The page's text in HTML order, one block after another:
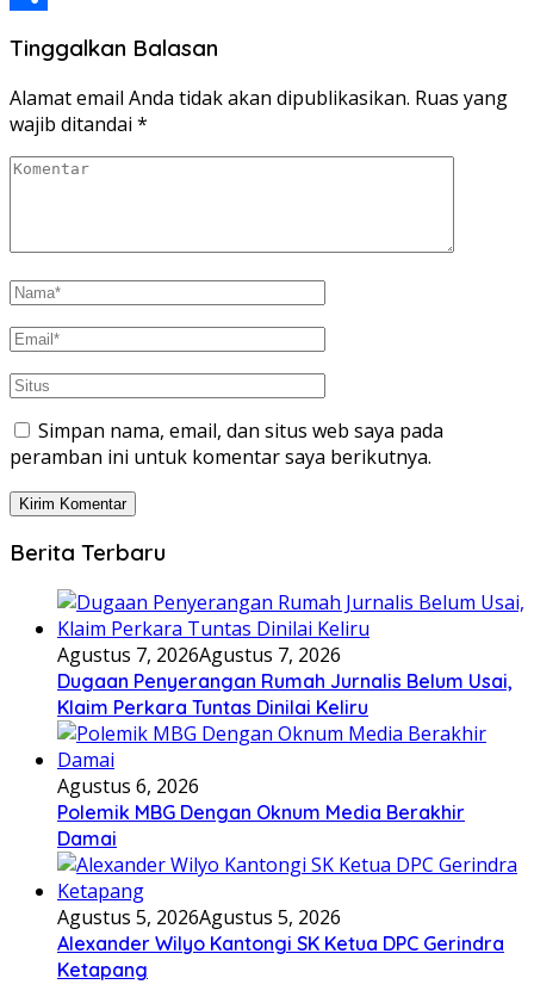
Tinggalkan Balasan
Alamat email Anda tidak akan dipublikasikan. Ruas yang
wajib ditandai *
Simpan nama, email, dan situs web saya pada
peramban ini untuk komentar saya berikutnya.
Berita Terbaru
Agustus 7, 2026Agustus 7, 2026
Dugaan Penyerangan Rumah Jurnalis Belum Usai,
Klaim Perkara Tuntas Dinilai Keliru
Agustus 6, 2026
Polemik MBG Dengan Oknum Media Berakhir
Damai
Agustus 5, 2026Agustus 5, 2026
Alexander Wilyo Kantongi SK Ketua DPC Gerindra
Ketapang